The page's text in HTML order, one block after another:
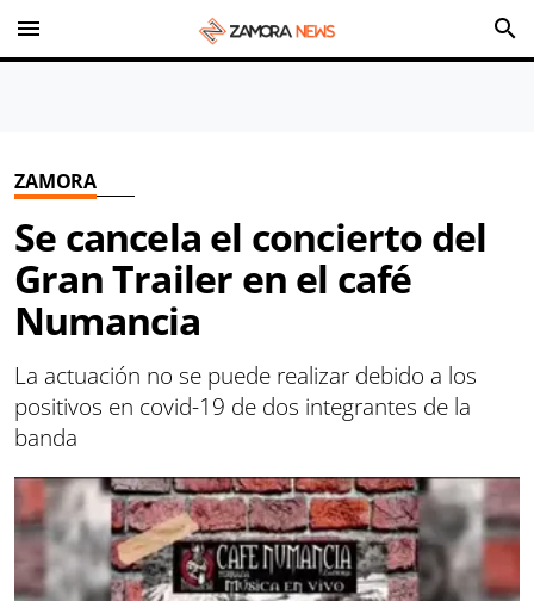
menu search
ZAMORA
Se cancela el concierto del
Gran Trailer en el café
Numancia
La actuación no se puede realizar debido a los
positivos en covid-19 de dos integrantes de la
banda